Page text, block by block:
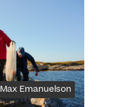
Max Emanuelson